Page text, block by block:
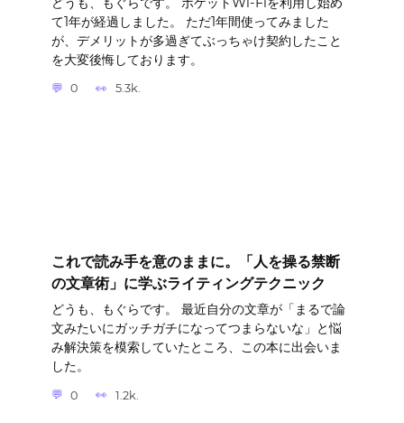
て1年が経過しました。 ただ1年間使ってみました
が、デメリットが多過ぎてぶっちゃけ契約したこと
を大変後悔しております。
0 5.3k.
これで読み手を意のままに。「人を操る禁断
の文章術」に学ぶライティングテクニック
どうも、もぐらです。 最近自分の文章が「まるで論
文みたいにガッチガチになってつまらないな」と悩
み解決策を模索していたところ、この本に出会いま
した。
0 1.2k.